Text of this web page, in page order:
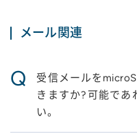
メール関連
Q
受信メールを
きますか?可能であ
い。